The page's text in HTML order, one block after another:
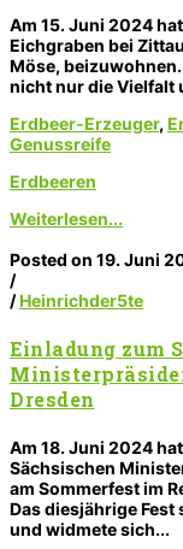
Am 15. Juni 2024
Eichgraben bei
Möse,
nicht nur die Vielfalt
Erdbeer-Erzeuger,
Genussreife
Erdbeeren
Weiterlesen...
Posted on 19. Juni
/
/Heinrichder5te
Einladung zum
Dresden
Am 18. Juni 2024
Sächsischen
am Sommerfest im
Das diesjährige Fest
und widmete sich...